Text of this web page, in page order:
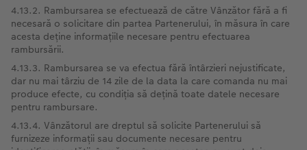
4.13.2. Rambursarea se efectuează de către Vânzător fără a fi
necesară o solicitare din partea Partenerului, în măsura în care
acesta deține informațiile necesare pentru efectuarea
rambursării.
4.13.3. Rambursarea se va efectua fără întârzieri nejustificate,
dar nu mai târziu de 14 zile de la data la care comanda nu mai
produce efecte, cu condiția să dețină toate datele necesare
pentru rambursare.
4.13.4. Vânzătorul are dreptul să solicite Partenerului să
furnizeze informații sau documente necesare pentru